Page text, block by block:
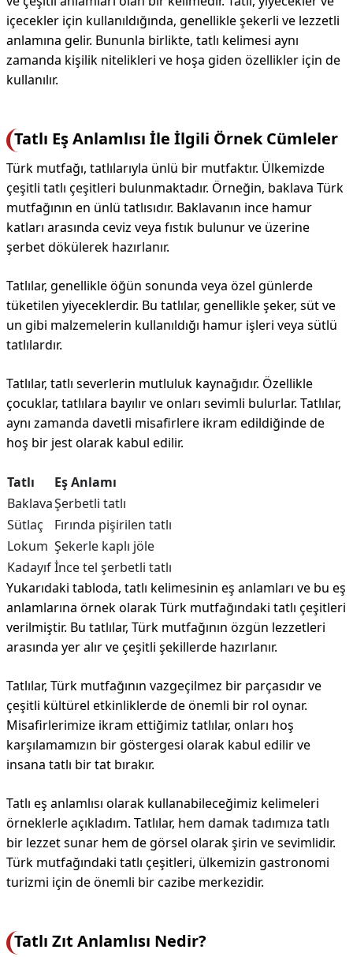
içecekler için kullanıldığında, genellikle şekerli ve lezzetli
anlamına gelir. Bununla birlikte, tatlı kelimesi aynı
zamanda kişilik nitelikleri ve hoşa giden özellikler için de
kullanılır.
Tatlı Eş Anlamlısı İle İlgili Örnek Cümleler
Türk mutfağı, tatlılarıyla ünlü bir mutfaktır. Ülkemizde
çeşitli tatlı çeşitleri bulunmaktadır. Örneğin, baklava Türk
mutfağının en ünlü tatlısıdır. Baklavanın ince hamur
katları arasında ceviz veya fıstık bulunur ve üzerine
şerbet dökülerek hazırlanır.
Tatlılar, genellikle öğün sonunda veya özel günlerde
tüketilen yiyeceklerdir. Bu tatlılar, genellikle şeker, süt ve
un gibi malzemelerin kullanıldığı hamur işleri veya sütlü
tatlılardır.
Tatlılar, tatlı severlerin mutluluk kaynağıdır. Özellikle
çocuklar, tatlılara bayılır ve onları sevimli bulurlar. Tatlılar,
aynı zamanda davetli misafirlere ikram edildiğinde de
hoş bir jest olarak kabul edilir.
Tatlı
Eş Anlamı
BaklavaŞerbetli tatlı
Sütlaç
Fırında pişirilen tatlı
Lokum Şekerle kaplı jöle
Kadayıfİnce tel şerbetli tatlı
Yukarıdaki tabloda, tatlı kelimesinin eş anlamları ve bu eş
anlamlarına örnek olarak Türk mutfağındaki tatlı çeşitleri
verilmiştir. Bu tatlılar, Türk mutfağının özgün lezzetleri
arasında yer alır ve çeşitli şekillerde hazırlanır.
Tatlılar, Türk mutfağının vazgeçilmez bir parçasıdır ve
çeşitli kültürel etkinliklerde de önemli bir rol oynar.
Misafirlerimize ikram ettiğimiz tatlılar, onları hoş
karşılamamızın bir göstergesi olarak kabul edilir ve
insana tatlı bir tat bırakır.
Tatlı eş anlamlısı olarak kullanabileceğimiz kelimeleri
örneklerle açıkladım. Tatlılar, hem damak tadımıza tatlı
bir lezzet sunar hem de görsel olarak şirin ve sevimlidir.
Türk mutfağındaki tatlı çeşitleri, ülkemizin gastronomi
turizmi için de önemli bir cazibe merkezidir.
Tatlı Zıt Anlamlısı Nedir?